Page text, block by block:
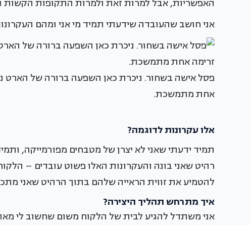
האפשריות, אבל למרות זאת ולמרות התקופות הקשות
אני חושב שהעובדה שידעתי תמיד מי אני ומהם
פסל אישה בשחור. ניכרת כאן השפעה ברורה של הארט
אחת מתמשכת.
אלו עקרונות לדוגמה?
תמיד ידעתי שאני לא יצרן של מטבחים מפורמייקה,
רהיט שאני בונה והעקרונות האלו פשוט עובדים –
להטמיע את זווית הראייה שלהם בתוך הרהיט שאני
איך מתרחש תהליך היצירה?
אני משתדל להגיע לבית של הלקוח משום שחשוב לי